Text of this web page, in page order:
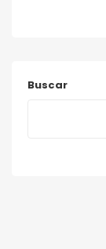
Buscar